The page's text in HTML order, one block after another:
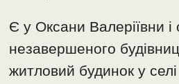
Є у Оксани Валеріївни і
незавершеного
житловий будинок у